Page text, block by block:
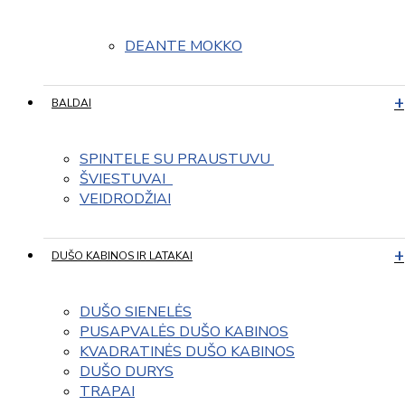
DEANTE MOKKO
BALDAI
SPINTELE SU PRAUSTUVU
ŠVIESTUVAI
VEIDRODŽIAI
DUŠO KABINOS IR LATAKAI
DUŠO SIENELĖS
PUSAPVALĖS DUŠO KABINOS
KVADRATINĖS DUŠO KABINOS
DUŠO DURYS
TRAPAI